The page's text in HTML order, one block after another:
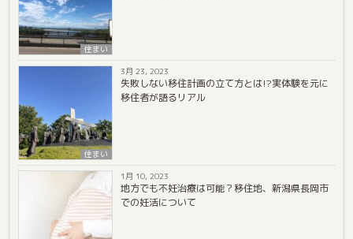
住まい
住まい
3月 23, 2023
失敗しない移住計画の立て方とは!?実体験を元に
移住者が語るリアル
1月 10, 2023
地方でも不妊治療は可能？移住地、新潟県長岡市
での妊活について